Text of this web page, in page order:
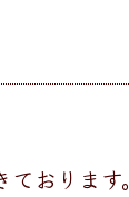
おります。